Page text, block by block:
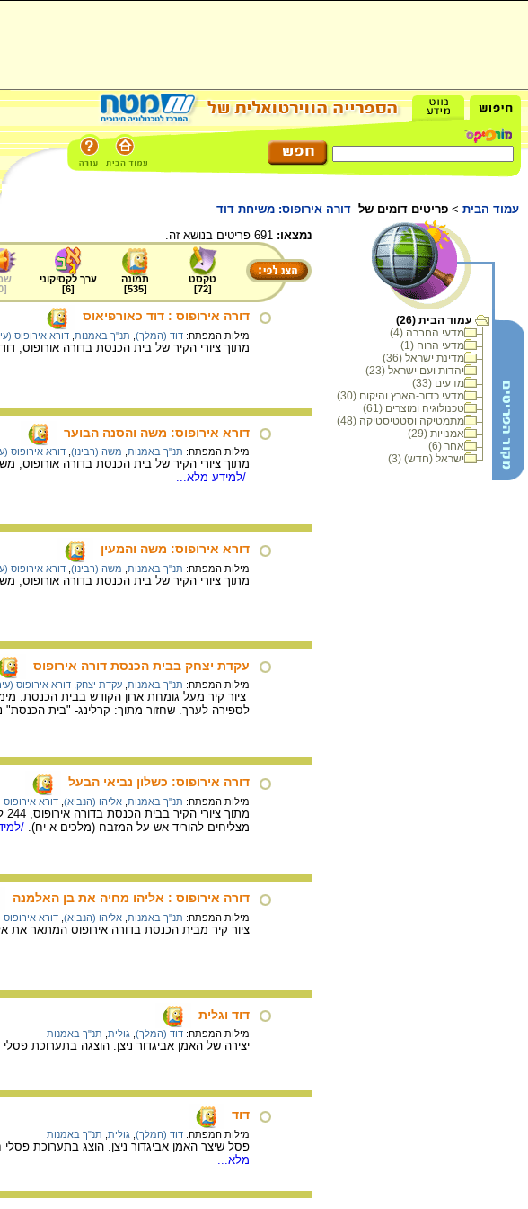
עמוד הבית > פריטים דומים של דורה אירופוס: משיחת דוד
עמוד הבית (26)
מדעי החברה (4)
מדעי הרוח (1)
מדינת ישראל (36)
יהדות ועם ישראל (23)
מדעים (33)
מדעי כדור-הארץ והיקום (30)
טכנולוגיה ומוצרים (61)
מתמטיקה וסטטיסטיקה (48)
אמנויות (29)
אחר (6)
ישראל (חדש) (3)
נמצאו:
טקסט
[
72
]
תמונה
[
535
]
ערך לקסיקוני
[
6
]
[
דורה אירופוס : דוד כאורפיאוס
מילות המפתח: דוד (המלך) תנ"ך באמנות דורא אירופוס
מתוך ציורי הקיר של בית הכנסת בדורה אורופוס, דוד בדמותו של אורפיאוס, 244,
דורא אירופוס: משה והסנה הבוער
מילות המפתח: תנ"ך באמנות משה (רבינו) דורא אירופוס
מתוך ציורי הקיר של בית הכנסת בדורה אורופוס, משה עומד לפני הסנה הבוער
/למידע מלא...
דורא אירופוס: משה והמעין
מילות המפתח: תנ"ך באמנות משה (רבינו) דורא אירופוס
מתוך ציורי הקיר של בית הכנסת בדורה אורופוס, משה המעין, 244, פרסקו. המוזיאון הלאומי
עקדת יצחק בבית הכנסת דורה אירופוס
מילות המפתח: תנ"ך באמנות עקדת יצחק דורא אירופוס
לספירה לערך. שחזור מתוך: קרלינג- "בית הכנסת" ניו
דורה אירופוס: כשלון נביאי הבעל
מילות המפתח: תנ"ך באמנות אליהו (הנביא) דורא אירופוס
מצליחים להוריד אש על המזבח (מלכים א יח). /
דורה אירופוס : אליהו מחיה את בן האלמנה
מילות המפתח: תנ"ך באמנות אליהו (הנביא) דורא אירופוס
ציור קיר מבית הכנסת בדורה אירופוס המתאר את אליהו
דוד וגלית
מילות המפתח: דוד (המלך) גולית תנ"ך באמנות
יצירה של האמן אביגדור ניצן. הוצגה בתערוכת
דוד
מילות המפתח: דוד (המלך) גולית תנ"ך באמנות
פסל שיצר האמן אביגדור ניצן. הוצג בתערוכת
מלא...